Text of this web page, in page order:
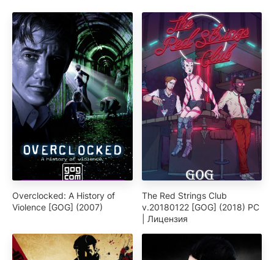
Overclocked: A History of
Violence [GOG] (2007)
The Red Strings Club
v.20180122 [GOG] (2018) PC
| Лицензия